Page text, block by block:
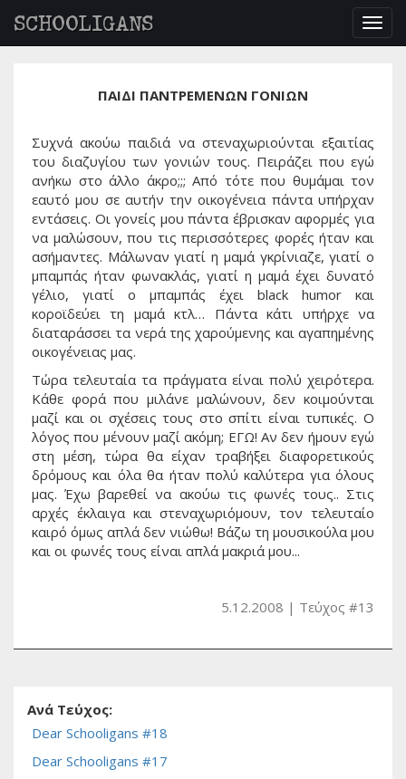
SCHOOLIGANS
ΠΑΙΔΙ ΠΑΝΤΡΕΜΕΝΩΝ ΓΟΝΙΩΝ
Συχνά ακούω παιδιά να στεναχωριούνται εξαιτίας
του διαζυγίου των γονιών τους. Πειράζει που εγώ
ανήκω στο άλλο άκρο;;; Από τότε που θυμάμαι τον
εαυτό μου σε αυτήν την οικογένεια πάντα υπήρχαν
εντάσεις. Οι γονείς μου πάντα έβρισκαν αφορμές για
να μαλώσουν, που τις περισσότερες φορές ήταν και
ασήμαντες. Μάλωναν γιατί η μαμά γκρίνιαζε, γιατί ο
μπαμπάς ήταν φωνακλάς, γιατί η μαμά έχει δυνατό
γέλιο, γιατί ο μπαμπάς έχει black humor και
κοροϊδεύει τη μαμά κτλ… Πάντα κάτι υπήρχε να
διαταράσσει τα νερά της χαρούμενης και αγαπημένης
οικογένειας μας.
Τώρα τελευταία τα πράγματα είναι πολύ χειρότερα.
Κάθε φορά που μιλάνε μαλώνουν, δεν κοιμούνται
μαζί και οι σχέσεις τους στο σπίτι είναι τυπικές. Ο
λόγος που μένουν μαζί ακόμη; ΕΓΩ! Αν δεν ήμουν εγώ
στη μέση, τώρα θα είχαν τραβήξει διαφορετικούς
δρόμους και όλα θα ήταν πολύ καλύτερα για όλους
μας. Έχω βαρεθεί να ακούω τις φωνές τους.. Στις
αρχές έκλαιγα και στεναχωριόμουν, τον τελευταίο
καιρό όμως απλά δεν νιώθω! Βάζω τη μουσικούλα μου
και οι φωνές τους είναι απλά μακριά μου...
5.12.2008 Τεύχος #13
Ανά Τεύχος:
Dear Schooligans #18
Dear Schooligans #17